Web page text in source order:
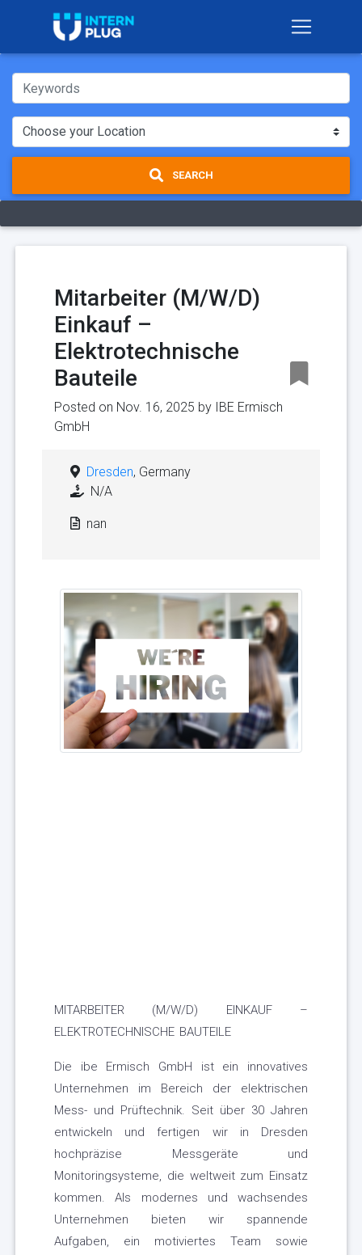
SEARCH
Mitarbeiter (M/W/D)
Einkauf –
Elektrotechnische
Bauteile
Posted on Nov. 16, 2025 by IBE Ermisch
GmbH
Dresden, Germany
N/A
nan
MITARBEITER (M/W/D) EINKAUF –
ELEKTROTECHNISCHE BAUTEILE
Die ibe Ermisch GmbH ist ein innovatives
Unternehmen im Bereich der elektrischen
Mess- und Prüftechnik. Seit über 30 Jahren
entwickeln und fertigen wir in Dresden
hochpräzise Messgeräte und
Monitoringsysteme, die weltweit zum Einsatz
kommen. Als modernes und wachsendes
Unternehmen bieten wir spannende
Aufgaben, ein motiviertes Team sowie